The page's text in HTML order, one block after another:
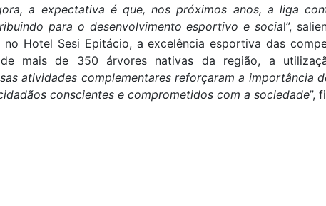
a expectativa é que, nos próximos anos, a liga
para o desenvolvimento esportivo e social”,
no Hotel Sesi Epitácio, a excelência esportiva das
mais de 350 árvores nativas da região, a
atividades complementares reforçaram a importância
conscientes e comprometidos com a sociedade”,